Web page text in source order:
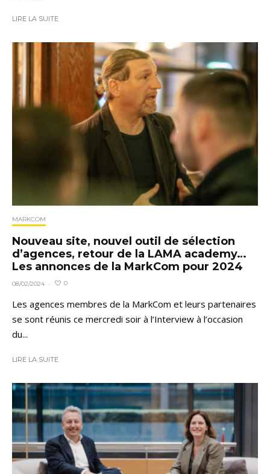
LIRE LA SUITE
MARKCOM
Nouveau site, nouvel outil de sélection
d’agences, retour de la LAMA academy…
Les annonces de la MarkCom pour 2024
08/02/2024 · 0
Les agences membres de la MarkCom et leurs partenaires
se sont réunis ce mercredi soir à l’Interview à l’occasion
du...
LIRE LA SUITE